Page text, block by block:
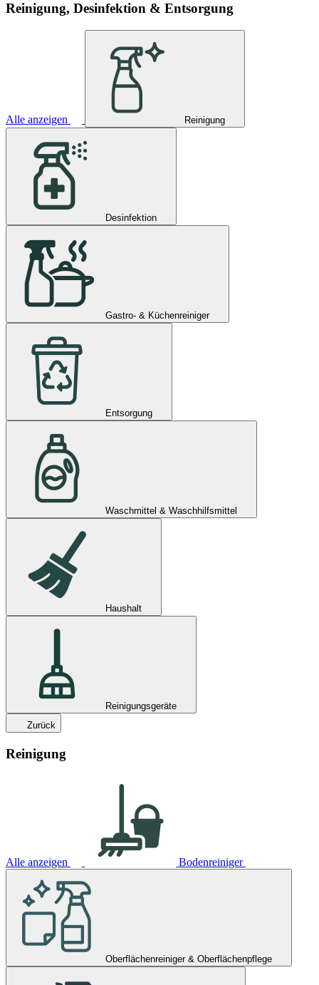
Reinigung, Desinfektion & Entsorgung
Alle anzeigen Reinigung
Desinfektion
Gastro- & Küchenreiniger
Entsorgung
Waschmittel & Waschhilfsmittel
Haushalt
Reinigungsgeräte
Zurück
Reinigung
Alle anzeigen Bodenreiniger
Oberflächenreiniger & Oberflächenpflege